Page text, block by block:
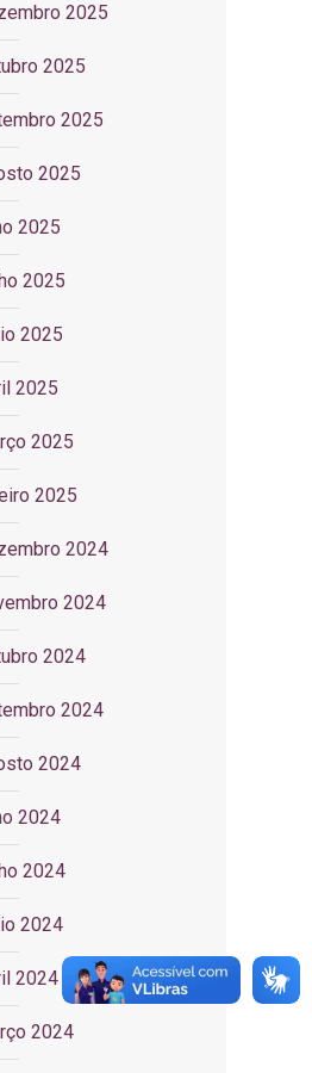
2025
2025
2025
2025
2025
2025
2025
2025
2025
2025
2024
2024
2024
2024
2024
2024
2024
2024
2024
2024